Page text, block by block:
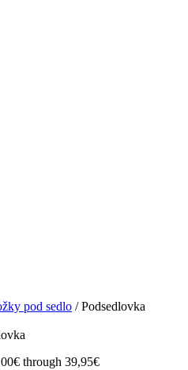
pod sedlo / Podsedlovka
through 39,95€